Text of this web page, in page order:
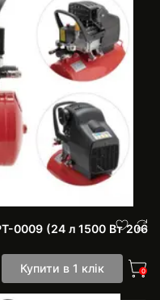
0009 (24 л 1500 Вт 206
Купити в 1 клік 0